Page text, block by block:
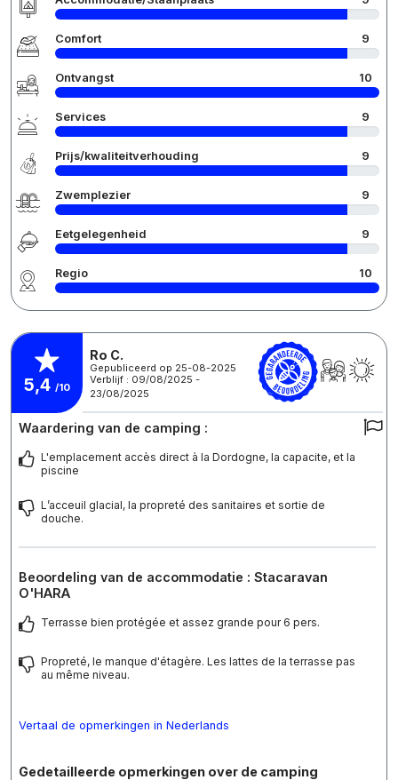
Comfort 9
Ontvangst 10
Services 9
Prijs/kwaliteitverhouding 9
Zwemplezier 9
Eetgelegenheid 9
Regio 10
5,4 /10
Ro C.
Gepubliceerd op 25-08-2025
Verblijf : 09/08/2025 -
23/08/2025
Waardering van de camping :
L'emplacement accès direct à la Dordogne, la capacite, et la
piscine
L’acceuil glacial, la propreté des sanitaires et sortie de
douche.
Beoordeling van de accommodatie : Stacaravan
O'HARA
Terrasse bien protégée et assez grande pour 6 pers.
Propreté, le manque d'étagère. Les lattes de la terrasse pas
au même niveau.
Vertaal de opmerkingen in Nederlands
Gedetailleerde opmerkingen over de camping